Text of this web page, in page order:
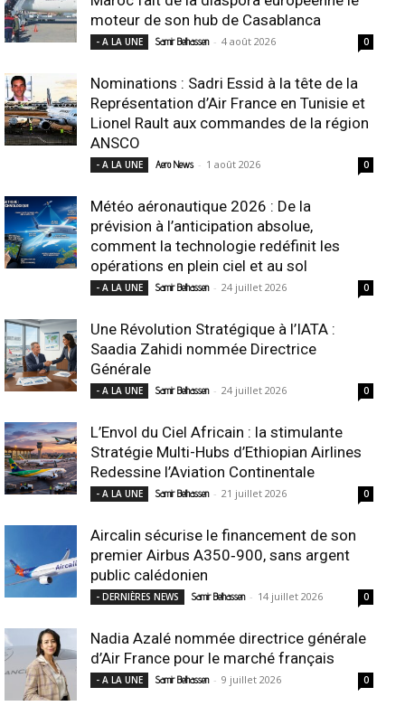
moteur de son hub de Casablanca
- A LA UNE Samir Belhassen - 4 août 2026 0
Nominations : Sadri Essid à la tête de la
Représentation d’Air France en Tunisie et
Lionel Rault aux commandes de la région
ANSCO
- A LA UNE Aero News - 1 août 2026 0
Météo aéronautique 2026 : De la
prévision à l’anticipation absolue,
comment la technologie redéfinit les
opérations en plein ciel et au sol
- A LA UNE Samir Belhassen - 24 juillet 2026 0
Une Révolution Stratégique à l’IATA :
Saadia Zahidi nommée Directrice
Générale
- A LA UNE Samir Belhassen - 24 juillet 2026 0
L’Envol du Ciel Africain : la stimulante
Stratégie Multi-Hubs d’Ethiopian Airlines
Redessine l’Aviation Continentale
- A LA UNE Samir Belhassen - 21 juillet 2026 0
Aircalin sécurise le financement de son
premier Airbus A350‑900, sans argent
public calédonien
- DERNIÈRES NEWS Samir Belhassen - 14 juillet 2026 0
Nadia Azalé nommée directrice générale
d’Air France pour le marché français
- A LA UNE Samir Belhassen - 9 juillet 2026 0